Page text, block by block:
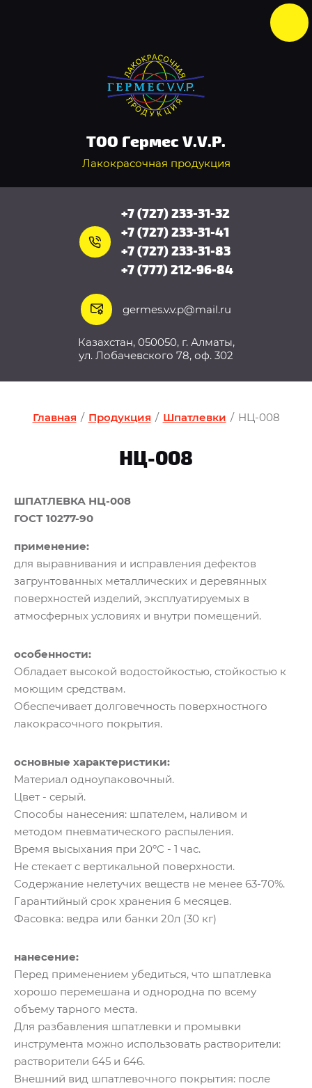
ТОО Гермес V.V.P.
Лакокрасочная продукция
+7 (777) 212-96-84
+7 (727) 233-31-83
+7 (727) 233-31-41
+7 (727) 233-31-32
germes.v.v.p@mail.ru
Казахстан, 050050, г. Алматы,
ул. Лобачевского 78, оф. 302
Главная / Продукция / Шпатлевки / НЦ-008
НЦ-008
ШПАТЛЕВКА НЦ-008
ГОСТ 10277-90
применение:
для выравнивания и исправления дефектов
загрунтованных металлических и деревянных
поверхностей изделий, эксплуатируемых в
атмосферных условиях и внутри помещений.
особенности:
Обладает высокой водостойкостью, стойкостью к
моющим средствам.
Обеспечивает долговечность поверхностного
лакокрасочного покрытия.
основные характеристики:
Материал одноупаковочный.
Цвет - серый.
Способы нанесения: шпателем, наливом и
методом пневматического распыления.
Время высыхания при 20ºС - 1 час.
Не стекает с вертикальной поверхности.
Содержание нелетучих веществ не менее 63-70%.
Гарантийный срок хранения 6 месяцев.
Фасовка: ведра или банки 20л (30 кг)
нанесение:
Перед применением убедиться, что шпатлевка
хорошо перемешана и однородна по всему
объему тарного места.
Для разбавления шпатлевки и промывки
инструмента можно использовать растворители:
растворители 645 и 646.
Внешний вид шпатлевочного покрытия: после